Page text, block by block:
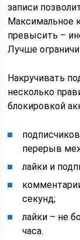
записи
Максимальное
превысить –
Лучше
Накручивать
несколько
блокировкой
перерыв
лайки и
секунд;
лайки – не
часа.